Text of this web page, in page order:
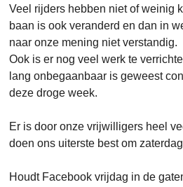
Veel rijders hebben niet of weinig
baan is ook veranderd en dan in
naar onze mening niet verstandig.
Ook is er nog veel werk te
lang onbegaanbaar is geweest
deze droge week.
Er is door onze vrijwilligers heel
doen ons uiterste best om
Houdt Facebook vrijdag in de